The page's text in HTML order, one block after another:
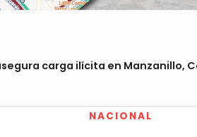
carga ilícita en Manzanillo,
NACIONAL